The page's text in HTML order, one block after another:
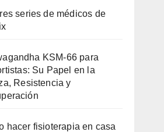
series de médicos de
KSM-66 para
Su Papel en la
Resistencia y
hacer fisioterapia en casa